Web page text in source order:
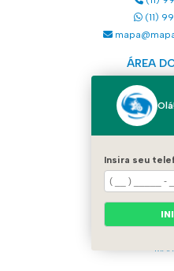
(11)
ÁREA
Insira seu